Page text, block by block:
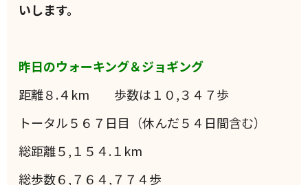
いします。
昨日のウォーキング＆ジョギング
距離８.４km 歩数は１０,３４７歩
トータル５６７日目（休んだ５４日間含む）
総距離５,１５４.１km
総歩数６,７６４,７７４歩